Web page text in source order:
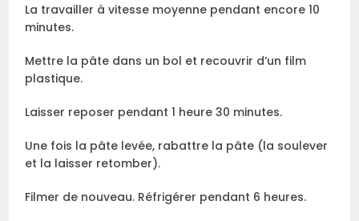
La travailler à vitesse moyenne pendant encore 10
minutes.
Mettre la pâte dans un bol et recouvrir d’un film
plastique.
Laisser reposer pendant 1 heure 30 minutes.
Une fois la pâte levée, rabattre la pâte (la soulever
et la laisser retomber).
Filmer de nouveau. Réfrigérer pendant 6 heures.